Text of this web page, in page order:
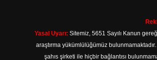
Yasal Uyarı: Sitemiz, 5651 Sayılı Kanun
araştırma yükümlülüğümüz
şahıs şirketi ile hiçbir bağlantısı